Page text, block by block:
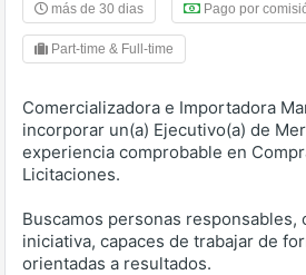
más de 30 dias Pago por
Part-time & Full-time
Comercializadora e Importadora
incorporar un(a) Ejecutivo(a) de
experiencia comprobable en
Licitaciones.
Buscamos personas responsables,
iniciativa, capaces de trabajar de
orientadas a resultados.